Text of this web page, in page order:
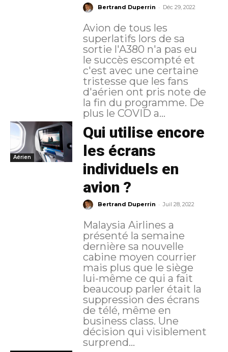
Bertrand Duperrin - Déc 29, 2022
Avion de tous les
superlatifs lors de sa
sortie l'A380 n'a pas eu
le succès escompté et
c'est avec une certaine
tristesse que les fans
d'aérien ont pris note de
la fin du programme. De
plus le COVID a...
Aérien
Qui utilise encore
les écrans
individuels en
avion ?
Bertrand Duperrin - Juil 28, 2022
Malaysia Airlines a
présenté la semaine
dernière sa nouvelle
cabine moyen courrier
mais plus que le siège
lui-même ce qui a fait
beaucoup parler était la
suppression des écrans
de télé, même en
business class. Une
décision qui visiblement
surprend...